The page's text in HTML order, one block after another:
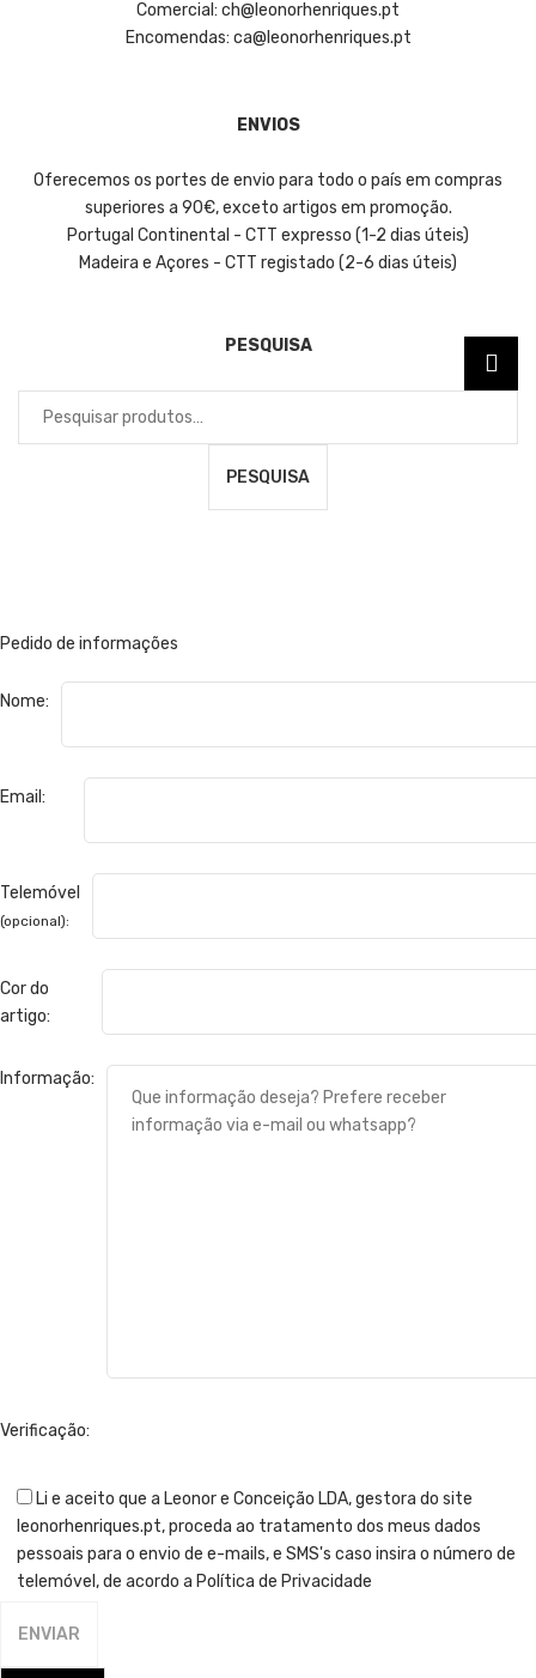
Comercial: ch@leonorhenriques.pt
Encomendas: ca@leonorhenriques.pt
ENVIOS
Oferecemos os portes de envio para todo o país em compras
superiores a 90€, exceto artigos em promoção.
Portugal Continental - CTT expresso (1-2 dias úteis)
Madeira e Açores - CTT registado (2-6 dias úteis)
PESQUISA
PESQUISA
Pedido de informações
Nome:
Email:
Telemóvel
(opcional):
Cor do
artigo:
Informação:
Verificação:
Li e aceito que a Leonor e Conceição LDA, gestora do site
leonorhenriques.pt, proceda ao tratamento dos meus dados
pessoais para o envio de e-mails, e SMS's caso insira o número de
telemóvel, de acordo a Política de Privacidade